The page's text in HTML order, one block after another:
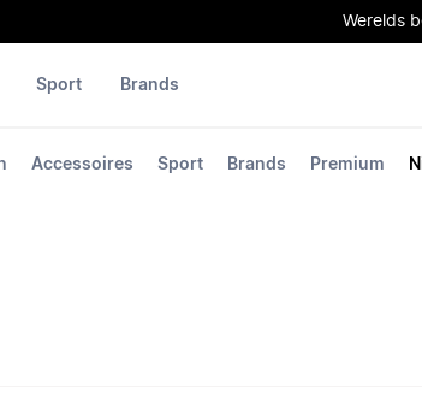
Werelds
Accessoires Sport Brands Premium
Sport Brands